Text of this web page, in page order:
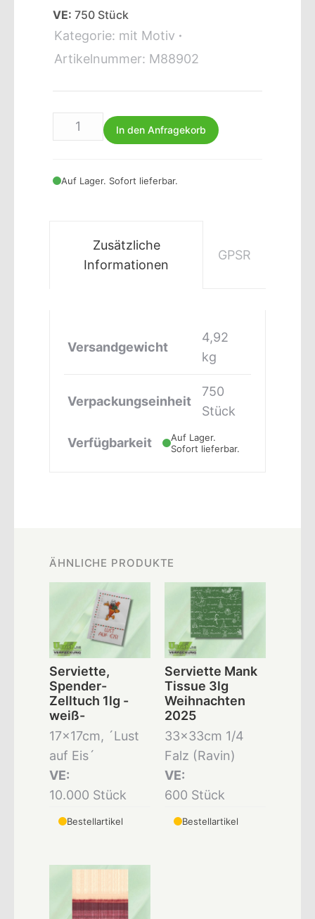
VE: 750 Stück
Kategorie: mit Motiv
Artikelnummer: M88902
In den Anfragekorb
Auf Lager. Sofort lieferbar.
Zusätzliche
Informationen
GPSR
Versandgewicht
4,92
kg
Verpackungseinheit
750
Stück
Verfügbarkeit
Auf Lager.
Sofort lieferbar.
ÄHNLICHE PRODUKTE
Serviette,
Spender-
Zelltuch 1lg -
weiß-
17x17cm, ´Lust
auf Eis´
VE:
10.000 Stück
Bestellartikel
Serviette Mank
Tissue 3lg
Weihnachten
2025
33x33cm 1/4
Falz (Ravin)
VE:
600 Stück
Bestellartikel